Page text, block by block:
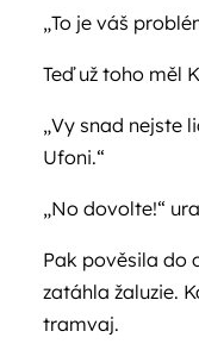
„To je váš
Teď už toho měl
„Vy snad nejste
Ufoni.“
„No dovolte!“
Pak pověsila do
zatáhla žaluzie.
tramvaj.